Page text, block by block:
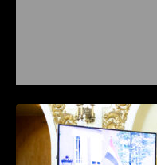
Prysmian
sensing si
in timp